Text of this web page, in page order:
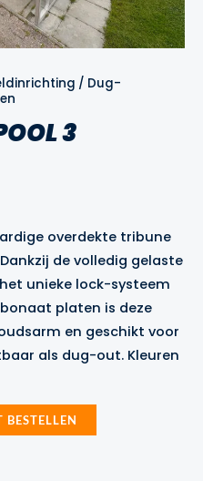
/ Dug-
3
overdekte tribune
de volledig gelaste
unieke lock-systeem
platen is deze
en geschikt voor
als dug-out. Kleuren
BESTELLEN